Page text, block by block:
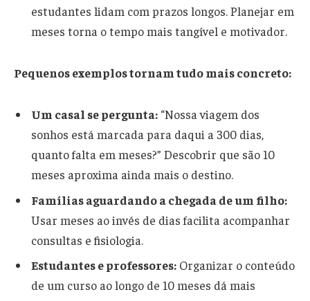
estudantes lidam com prazos longos. Planejar em
meses torna o tempo mais tangível e motivador.
Pequenos exemplos tornam tudo mais concreto:
Um casal se pergunta: “Nossa viagem dos
sonhos está marcada para daqui a 300 dias,
quanto falta em meses?” Descobrir que são 10
meses aproxima ainda mais o destino.
Famílias aguardando a chegada de um filho:
Usar meses ao invés de dias facilita acompanhar
consultas e fisiologia.
Estudantes e professores: Organizar o conteúdo
de um curso ao longo de 10 meses dá mais